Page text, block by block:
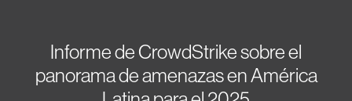
Informe de CrowdStrike sobre el
panorama de amenazas en América